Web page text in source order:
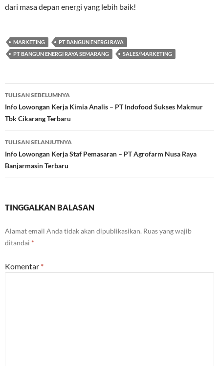
dari masa depan energi yang lebih baik!
MARKETING
PT BANGUN ENERGI RAYA
PT BANGUN ENERGI RAYA SEMARANG
SALES/MARKETING
Navigasi
Tulisan
TULISAN SEBELUMNYA
Info Lowongan Kerja Kimia Analis – PT Indofood Sukses Makmur
Tbk Cikarang Terbaru
TULISAN SELANJUTNYA
Info Lowongan Kerja Staf Pemasaran – PT Agrofarm Nusa Raya
Banjarmasin Terbaru
TINGGALKAN BALASAN
Alamat email Anda tidak akan dipublikasikan. Ruas yang wajib
ditandai *
Komentar *